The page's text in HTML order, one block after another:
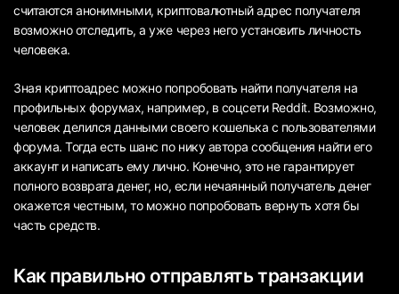
считаются анонимными, криптовалютный адрес получателя
возможно отследить, а уже через него установить личность
человека.
Зная криптоадрес можно попробовать найти получателя на
профильных форумах, например, в соцсети Reddit. Возможно,
человек делился данными своего кошелька с пользователями
форума. Тогда есть шанс по нику автора сообщения найти его
аккаунт и написать ему лично. Конечно, это не гарантирует
полного возврата денег, но, если нечаянный получатель денег
окажется честным, то можно попробовать вернуть хотя бы
часть средств.
Как правильно отправлять транзакции